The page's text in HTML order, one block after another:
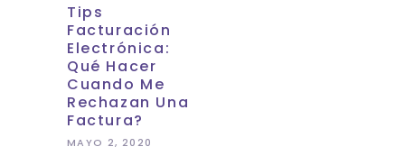
Tips
Facturación
Electrónica:
Qué Hacer
Cuando Me
Rechazan Una
Factura?
MAYO 2, 2020